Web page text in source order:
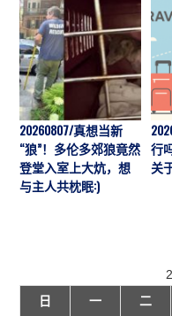
20260807/真想当新
“狼”！多伦多郊狼竟然
登堂入室上大炕，想
与主人共枕眠:)
行
关
日
一 二